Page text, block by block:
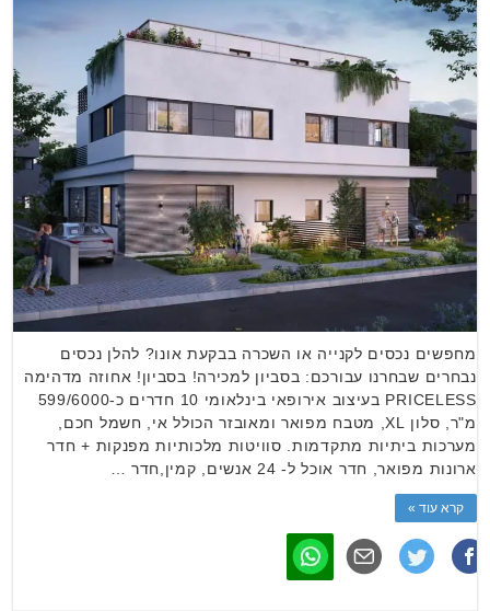
מחפשים נכסים לקנייה או השכרה בבקעת אונו? להלן נכסים
נבחרים שבחרנו עבורכם: בסביון למכירה! בסביון! אחוזה מדהימה
PRICELESS בעיצוב אירופאי בינלאומי 10 חדרים כ-599/6000
מ"ר, סלון XL, מטבח מפואר ומאובזר הכולל אי, חשמל חכם,
מערכות ביתיות מתקדמות. סוויטות מלכותיות מפנקות + חדר
ארונות מפואר, חדר אוכל ל- 24 אנשים, קמין,חדר …
קרא עוד »